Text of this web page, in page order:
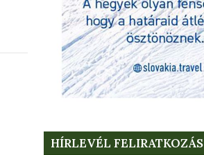
HÍRLEVÉL FELIRATKOZÁS